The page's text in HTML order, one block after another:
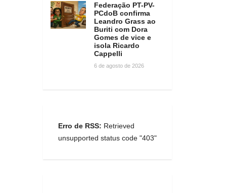
Federação PT-PV-
PCdoB confirma
Leandro Grass ao
Buriti com Dora
Gomes de vice e
isola Ricardo
Cappelli
6 de agosto de 2026
Erro de RSS: Retrieved
unsupported status code "403"